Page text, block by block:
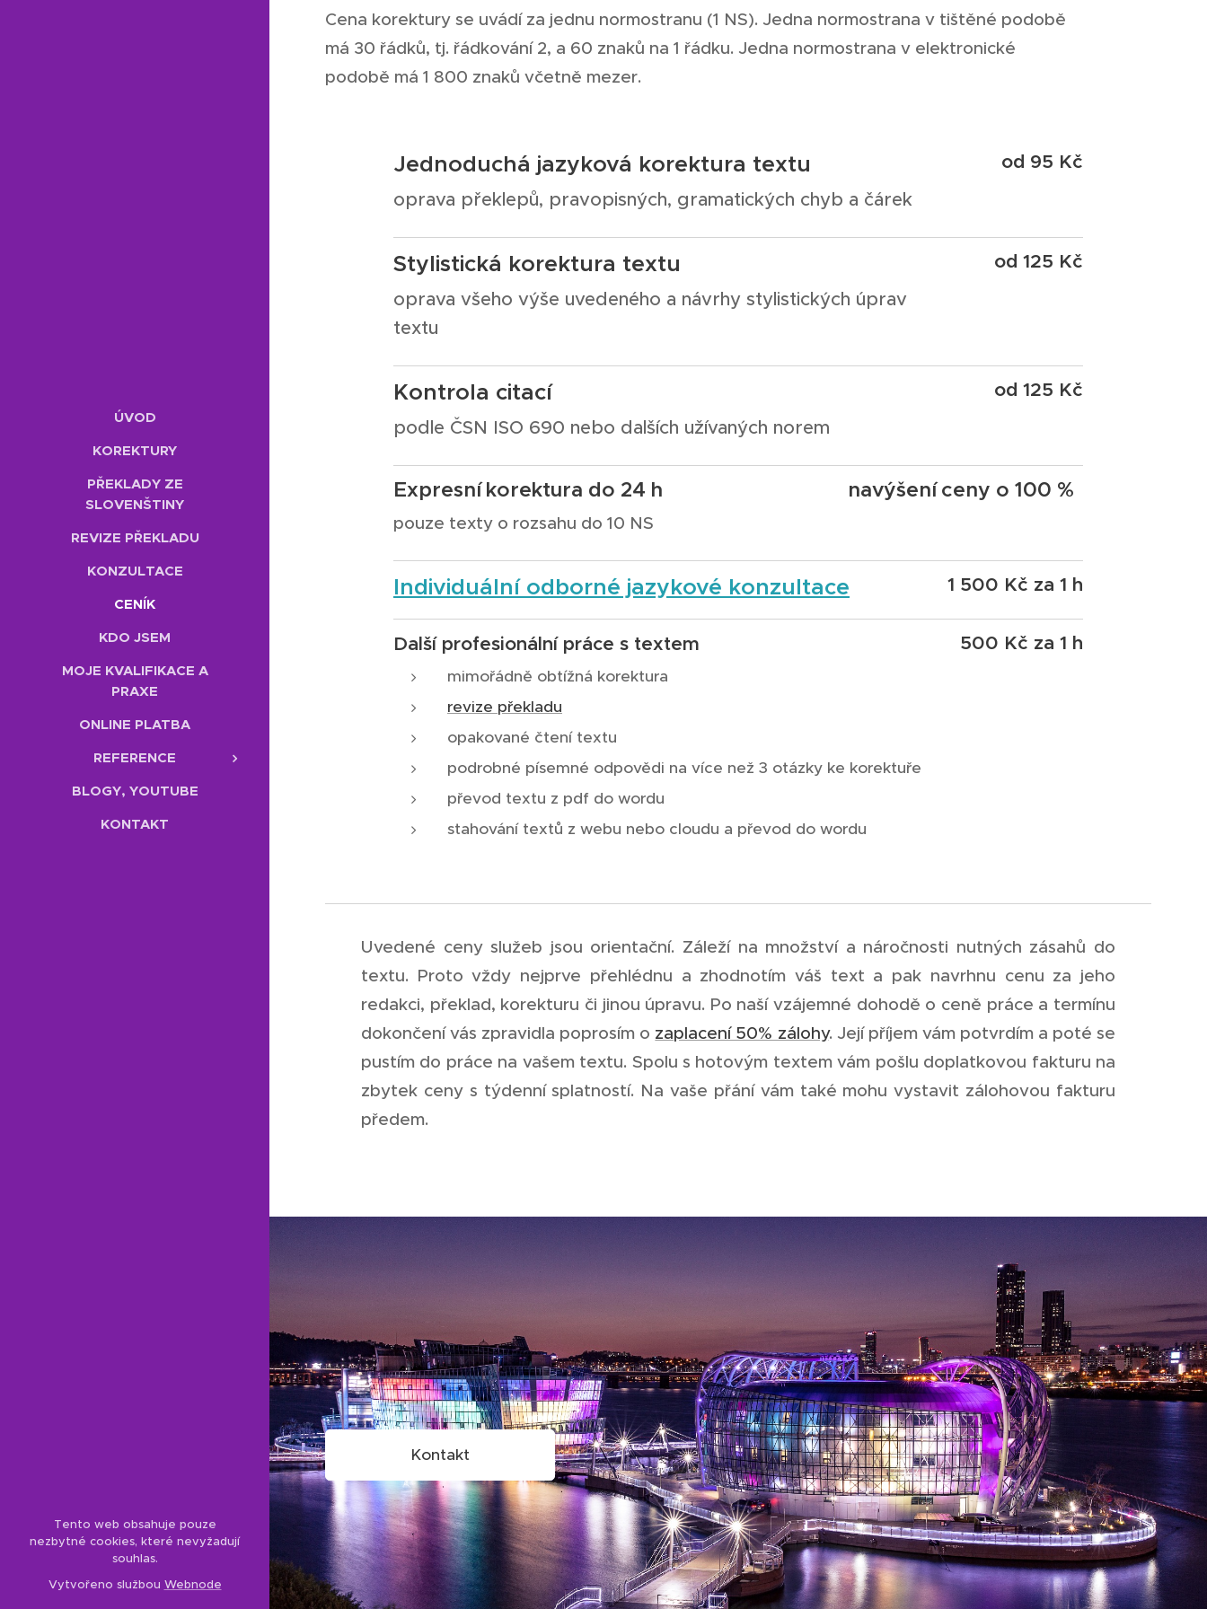
ÚVOD
KOREKTURY
PŘEKLADY ZE
SLOVENŠTINY
REVIZE PŘEKLADU
KONZULTACE
CENÍK
KDO JSEM
MOJE KVALIFIKACE A
PRAXE
ONLINE PLATBA
REFERENCE
BLOGY, YOUTUBE
KONTAKT
Cena korektury se uvádí za jednu normostranu (1 NS). Jedna normostrana v tištěné podobě
má 30 řádků, tj. řádkování 2, a 60 znaků na 1 řádku. Jedna normostrana v elektronické
podobě má 1 800 znaků včetně mezer.
Jednoduchá jazyková korektura textu
oprava překlepů, pravopisných, gramatických chyb a čárek
od 95 Kč
Stylistická korektura textu
oprava všeho výše uvedeného a návrhy stylistických úprav
textu
od 125 Kč
Kontrola citací
podle ČSN ISO 690 nebo dalších užívaných norem
od 125 Kč
Expresní korektura do 24 h
pouze texty o rozsahu do 10 NS
navýšení ceny o 100 %
Individuální odborné jazykové konzultace 1 500 Kč za 1 h
Další profesionální práce s textem
mimořádně obtížná korektura
revize překladu
opakované čtení textu
podrobné písemné odpovědi na více než 3 otázky ke korektuře
převod textu z pdf do wordu
stahování textů z webu nebo cloudu a převod do wordu
500 Kč za 1 h
Uvedené ceny služeb jsou orientační. Záleží na množství a náročnosti nutných zásahů do
textu. Proto vždy nejprve přehlédnu a zhodnotím váš text a pak navrhnu cenu za jeho
redakci, překlad, korekturu či jinou úpravu. Po naší vzájemné dohodě o ceně práce a termínu
dokončení vás zpravidla poprosím o zaplacení 50% zálohy. Její příjem vám potvrdím a poté se
pustím do práce na vašem textu. Spolu s hotovým textem vám pošlu doplatkovou fakturu na
zbytek ceny s týdenní splatností. Na vaše přání vám také mohu vystavit zálohovou fakturu
předem.
Kontakt
Tento web obsahuje pouze
nezbytné cookies, které nevyžadují
souhlas.
Vytvořeno službou Webnode